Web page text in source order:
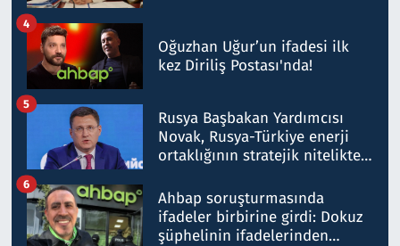
Oğuzhan Uğur’un ifadesi ilk
kez Diriliş Postası'nda!
4
Rusya Başbakan Yardımcısı
Novak, Rusya-Türkiye enerji
ortaklığının stratejik nitelikte
5
Ahbap soruşturmasında
ifadeler birbirine girdi: Dokuz
şüphelinin ifadelerinden
6